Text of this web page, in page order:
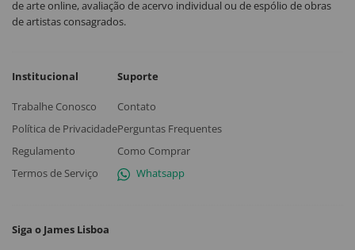
de arte online, avaliação de acervo individual ou de espólio de obras
de artistas consagrados.
Institucional
Trabalhe Conosco
Política de Privacidade
Regulamento
Termos de Serviço
Suporte
Contato
Perguntas Frequentes
Como Comprar
Whatsapp
Siga o James Lisboa